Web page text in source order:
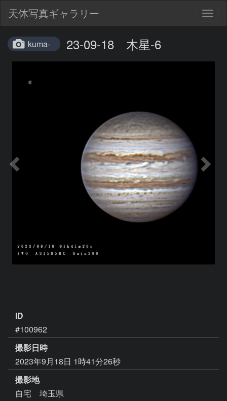
天体写真ギャラリー
kuma- 23-09-18 木星-6
ID
#100962
撮影日時
2023年9月18日 1時41分26秒
撮影地
自宅 埼玉県